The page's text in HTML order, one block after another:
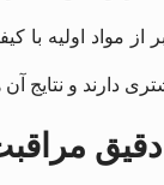
از مواد اولیه
دارند و نتایج